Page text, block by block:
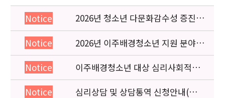
Notice
2026년 청소년 다문화감수성 증진
프로그램 「다가감」신청기관 안내
Notice
2026년 이주배경청소년 지원 분야
종사자 역량강화 교육 일정 안내
Notice
이주배경청소년 대상 심리사회적응
검사 연수동영상 개편 안내
Notice
심리상담 및 상담통역 신청안내(의뢰